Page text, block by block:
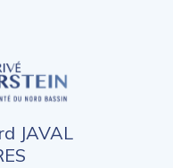
JAVAL